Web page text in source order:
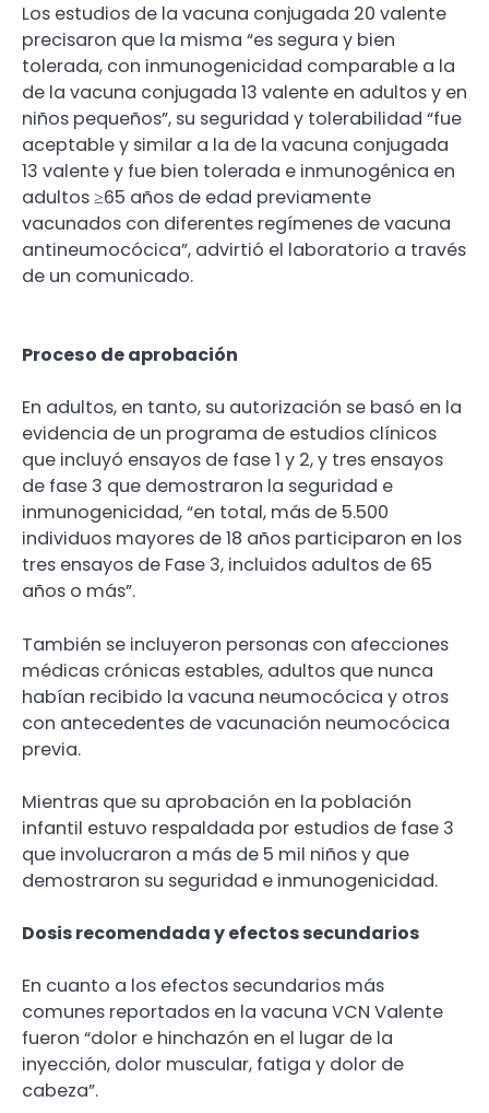
Los estudios de la vacuna conjugada 20 valente
precisaron que la misma “es segura y bien
tolerada, con inmunogenicidad comparable a la
de la vacuna conjugada 13 valente en adultos y en
niños pequeños”, su seguridad y tolerabilidad “fue
aceptable y similar a la de la vacuna conjugada
13 valente y fue bien tolerada e inmunogénica en
adultos ≥65 años de edad previamente
vacunados con diferentes regímenes de vacuna
antineumocócica”, advirtió el laboratorio a través
de un comunicado.
Proceso de aprobación
En adultos, en tanto, su autorización se basó en la
evidencia de un programa de estudios clínicos
que incluyó ensayos de fase 1 y 2, y tres ensayos
de fase 3 que demostraron la seguridad e
inmunogenicidad, “en total, más de 5.500
individuos mayores de 18 años participaron en los
tres ensayos de Fase 3, incluidos adultos de 65
años o más”.
También se incluyeron personas con afecciones
médicas crónicas estables, adultos que nunca
habían recibido la vacuna neumocócica y otros
con antecedentes de vacunación neumocócica
previa.
Mientras que su aprobación en la población
infantil estuvo respaldada por estudios de fase 3
que involucraron a más de 5 mil niños y que
demostraron su seguridad e inmunogenicidad.
Dosis recomendada y efectos secundarios
En cuanto a los efectos secundarios más
comunes reportados en la vacuna VCN Valente
fueron “dolor e hinchazón en el lugar de la
inyección, dolor muscular, fatiga y dolor de
cabeza”.